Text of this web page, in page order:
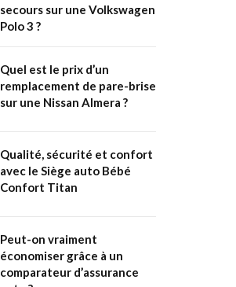
secours sur une Volkswagen
Polo 3 ?
Quel est le prix d’un
remplacement de pare-brise
sur une Nissan Almera ?
Qualité, sécurité et confort
avec le Siège auto Bébé
Confort Titan
Peut-on vraiment
économiser grâce à un
comparateur d’assurance